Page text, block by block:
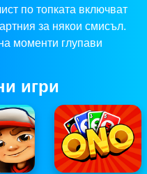
по топката включват
за някои смисъл.
моменти глупави
игри